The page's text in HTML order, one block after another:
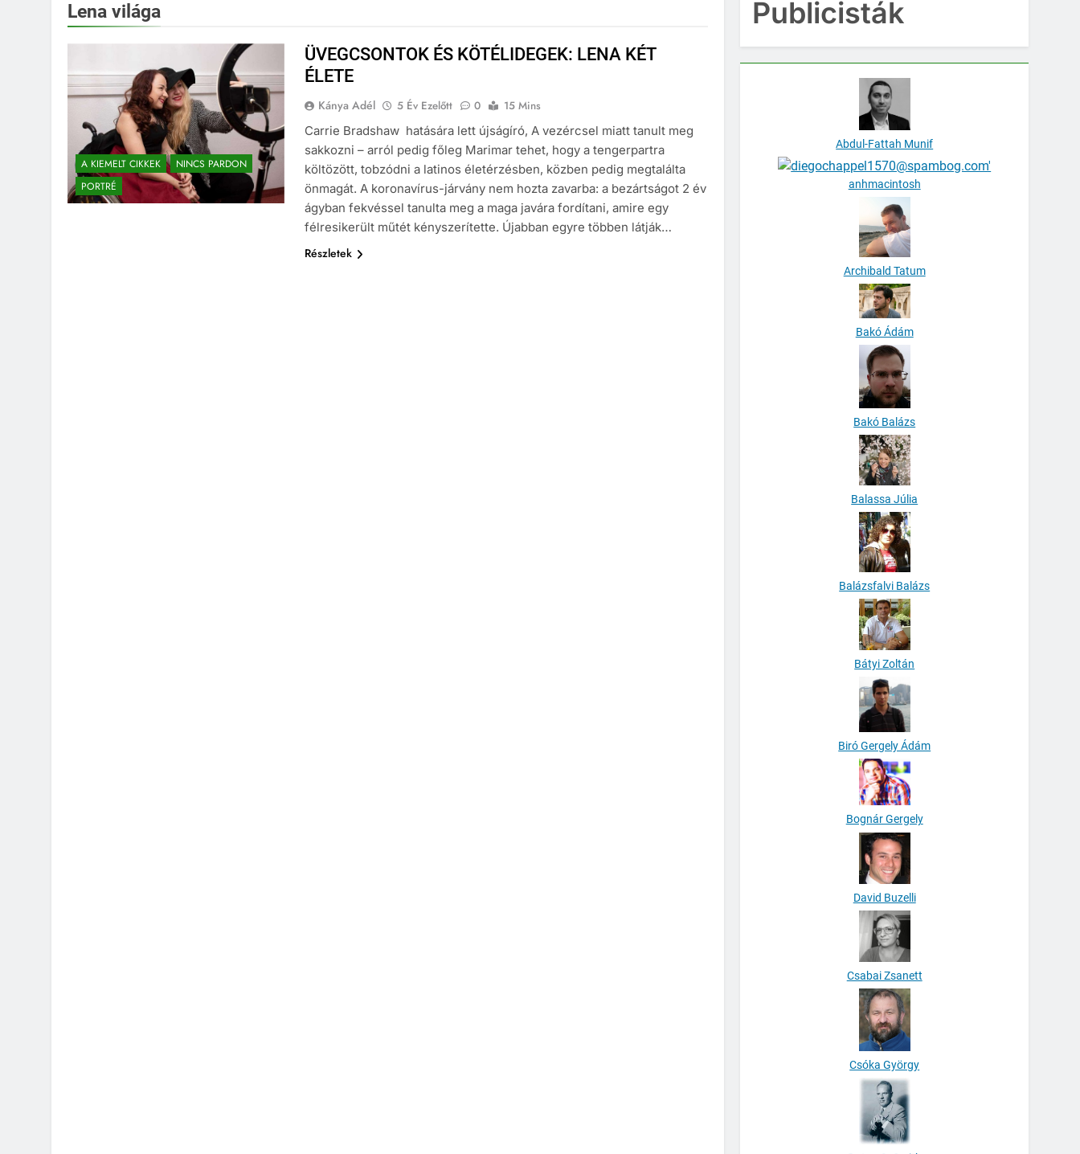
Lena világa
A KIEMELT CIKKEK
NINCS PARDON
PORTRÉ
ÜVEGCSONTOK ÉS KÖTÉLIDEGEK: LENA KÉT
ÉLETE
Kánya Adél 5 Év Ezelőtt 0
15 Mins
Carrie Bradshaw hatására lett újságíró, A vezércsel miatt tanult meg
sakkozni – arról pedig főleg Marimar tehet, hogy a tengerpartra
költözött, tobzódni a latinos életérzésben, közben pedig megtalálta
önmagát. A koronavírus-járvány nem hozta zavarba: a bezártságot 2 év
ágyban fekvéssel tanulta meg a maga javára fordítani, amire egy
félresikerült műtét kényszerítette. Újabban egyre többen látják…
Részletek
Publicisták
Abdul-Fattah Munif
anhmacintosh
Archibald Tatum
Bakó Ádám
Bakó Balázs
Balassa Júlia
Balázsfalvi Balázs
Bátyi Zoltán
Biró Gergely Ádám
Bognár Gergely
David Buzelli
Csabai Zsanett
Csóka György